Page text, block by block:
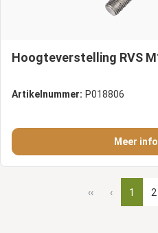
Hoogteverstelling RVS
Artikelnummer: P018806
Meer
‹‹ ‹ 1 2